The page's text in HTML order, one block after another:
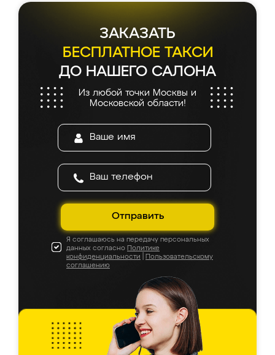
ЗАКАЗАТЬ
БЕСПЛАТНОЕ ТАКСИ
ДО НАШЕГО САЛОНА
Из любой точки Москвы и
Московской области!
Отправить
Я соглашаюсь на передачу персональных
данных согласно Политике
конфиденциальности
Пользовательскому
соглашению